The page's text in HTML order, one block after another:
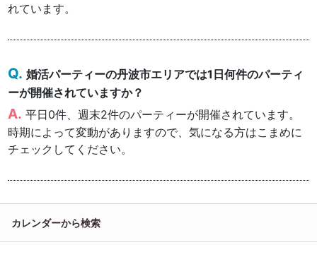
れています。
婚活パーティーの丹波市エリアでは1日何件のパーティ
ーが開催されていますか？
平日0件、週末2件のパーティーが開催されています。
時期によって変動がありますので、気になる方はこまめに
チェックしてください。
カレンダーから検索